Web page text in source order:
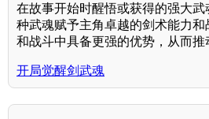
在故事开始时醒悟或获得的强大
种武魂赋予主角卓越的剑术能力
和战斗中具备更强的优势，从而推
开局觉醒剑武魂